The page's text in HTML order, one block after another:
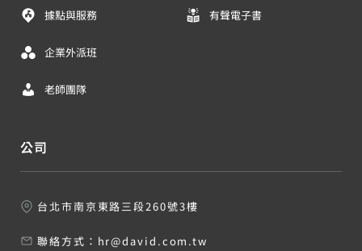
據點與服務
企業外派班
老師團隊
有聲電子書
公司
台北市南京東路三段260號3樓
聯絡方式： hr@david.com.tw